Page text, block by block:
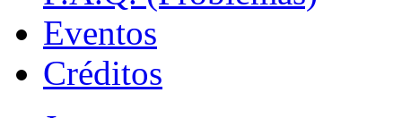
Eventos
Créditos